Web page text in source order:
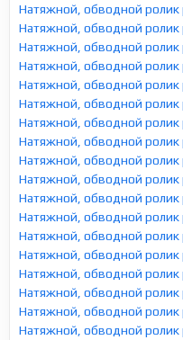
Натяжной, обводной
Натяжной, обводной
Натяжной, обводной
Натяжной, обводной ролик
Натяжной, обводной
Натяжной, обводной
Натяжной, обводной
Натяжной, обводной
Натяжной, обводной
Натяжной, обводной
Натяжной, обводной
Натяжной, обводной
Натяжной, обводной
Натяжной, обводной
Натяжной, обводной
Натяжной, обводной
Натяжной, обводной
Натяжной, обводной